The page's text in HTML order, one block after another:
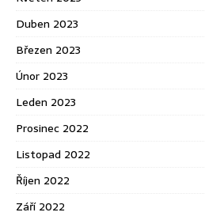
Duben 2023
Březen 2023
Únor 2023
Leden 2023
Prosinec 2022
Listopad 2022
Říjen 2022
Září 2022